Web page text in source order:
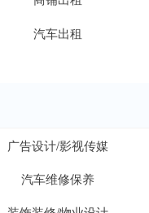
汽车出租
广告设计/影视传媒
汽车维修保养